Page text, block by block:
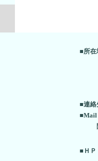
■所在
■連絡
■Mail
閉
■ＨＰ